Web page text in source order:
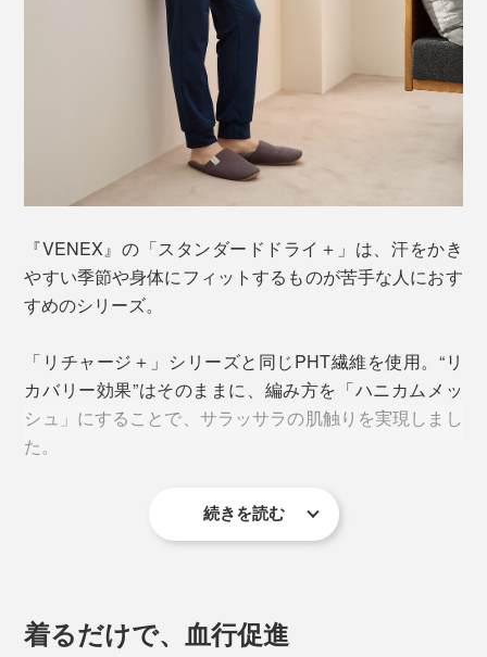
『VENEX』の「スタンダードドライ＋」は、汗をかき
やすい季節や身体にフィットするものが苦手な人におす
すめのシリーズ。
「リチャージ＋」シリーズと同じPHT繊維を使用。“リ
カバリー効果”はそのままに、編み方を「ハニカムメッ
シュ」にすることで、サラッサラの肌触りを実現しまし
た。
遠赤外線効果で体温を守りつつ、暑さを感じにくいオー
続きを読む
着るだけで、血行促進